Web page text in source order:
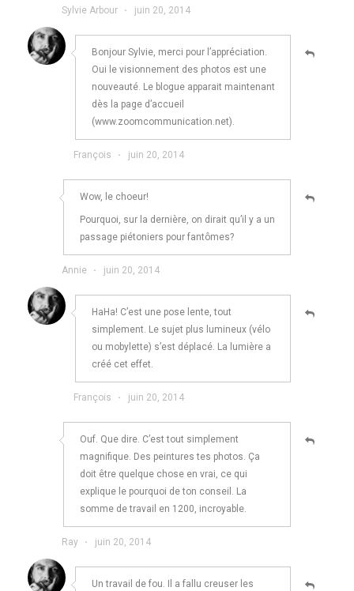
Sylvie Arbour · juin 20, 2014
Bonjour Sylvie, merci pour l’appréciation.
Oui le visionnement des photos est une
nouveauté. Le blogue apparait maintenant
dès la page d’accueil
(www.zoomcommunication.net).
François · juin 20, 2014
Wow, le choeur!
Pourquoi, sur la dernière, on dirait qu’il y a un
passage piétoniers pour fantômes?
Annie · juin 20, 2014
HaHa! C’est une pose lente, tout
simplement. Le sujet plus lumineux (vélo
ou mobylette) s’est déplacé. La lumière a
créé cet effet.
François · juin 20, 2014
Ouf. Que dire. C’est tout simplement
magnifique. Des peintures tes photos. Ça
doit être quelque chose en vrai, ce qui
explique le pourquoi de ton conseil. La
somme de travail en 1200, incroyable.
Ray · juin 20, 2014
Un travail de fou. Il a fallu creuser les